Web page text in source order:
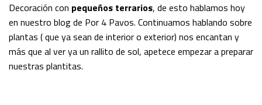
Decoración con pequeños terrarios, de esto hablamos hoy
en nuestro blog de Por 4 Pavos. Continuamos hablando sobre
plantas ( que ya sean de interior o exterior) nos encantan y
más que al ver ya un rallito de sol, apetece empezar a preparar
nuestras plantitas.